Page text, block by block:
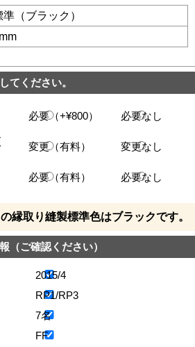
準（ブラック）
てください。
必要（+¥800） 必要なし
変更（有料） 変更なし
必要（有料） 必要なし
縁取り縫製標準色はブラックです。
（ご確認ください）
2015/4
RP1/RP3
7名
FF